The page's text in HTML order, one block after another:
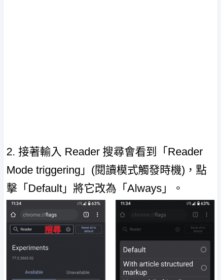
2. 接著輸入 Reader 搜尋會看到「Reader
Mode triggering」(閱讀模式觸發時機)，點
擊「Default」將它改為「Always」。